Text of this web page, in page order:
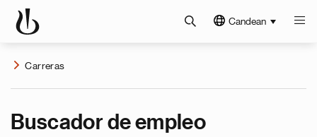
Candean
Carreras
Buscador de empleo